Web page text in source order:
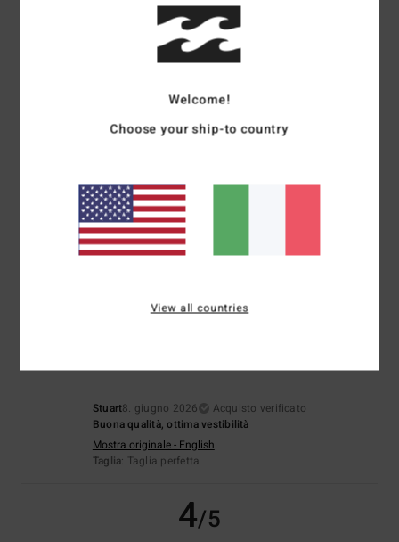
Rapporto qualità-prezzo: 5/5 Taglia
Consiglio questo prodotto
5/5
25. giugno 2026
Acquisto verificato
Perché è andato tutto alla grande
Mostra originale - Deutsch
/5 Rapporto qualità-prezzo
: 5/5 Colore: 5/5
5
Stuart8. giugno 2026
Acquisto verificato
Buona qualità, ottima vestibilità
Mostra originale - English
Taglia: Taglia perfetta
4/5
Welcome!
Choose your ship-to country
View all countries